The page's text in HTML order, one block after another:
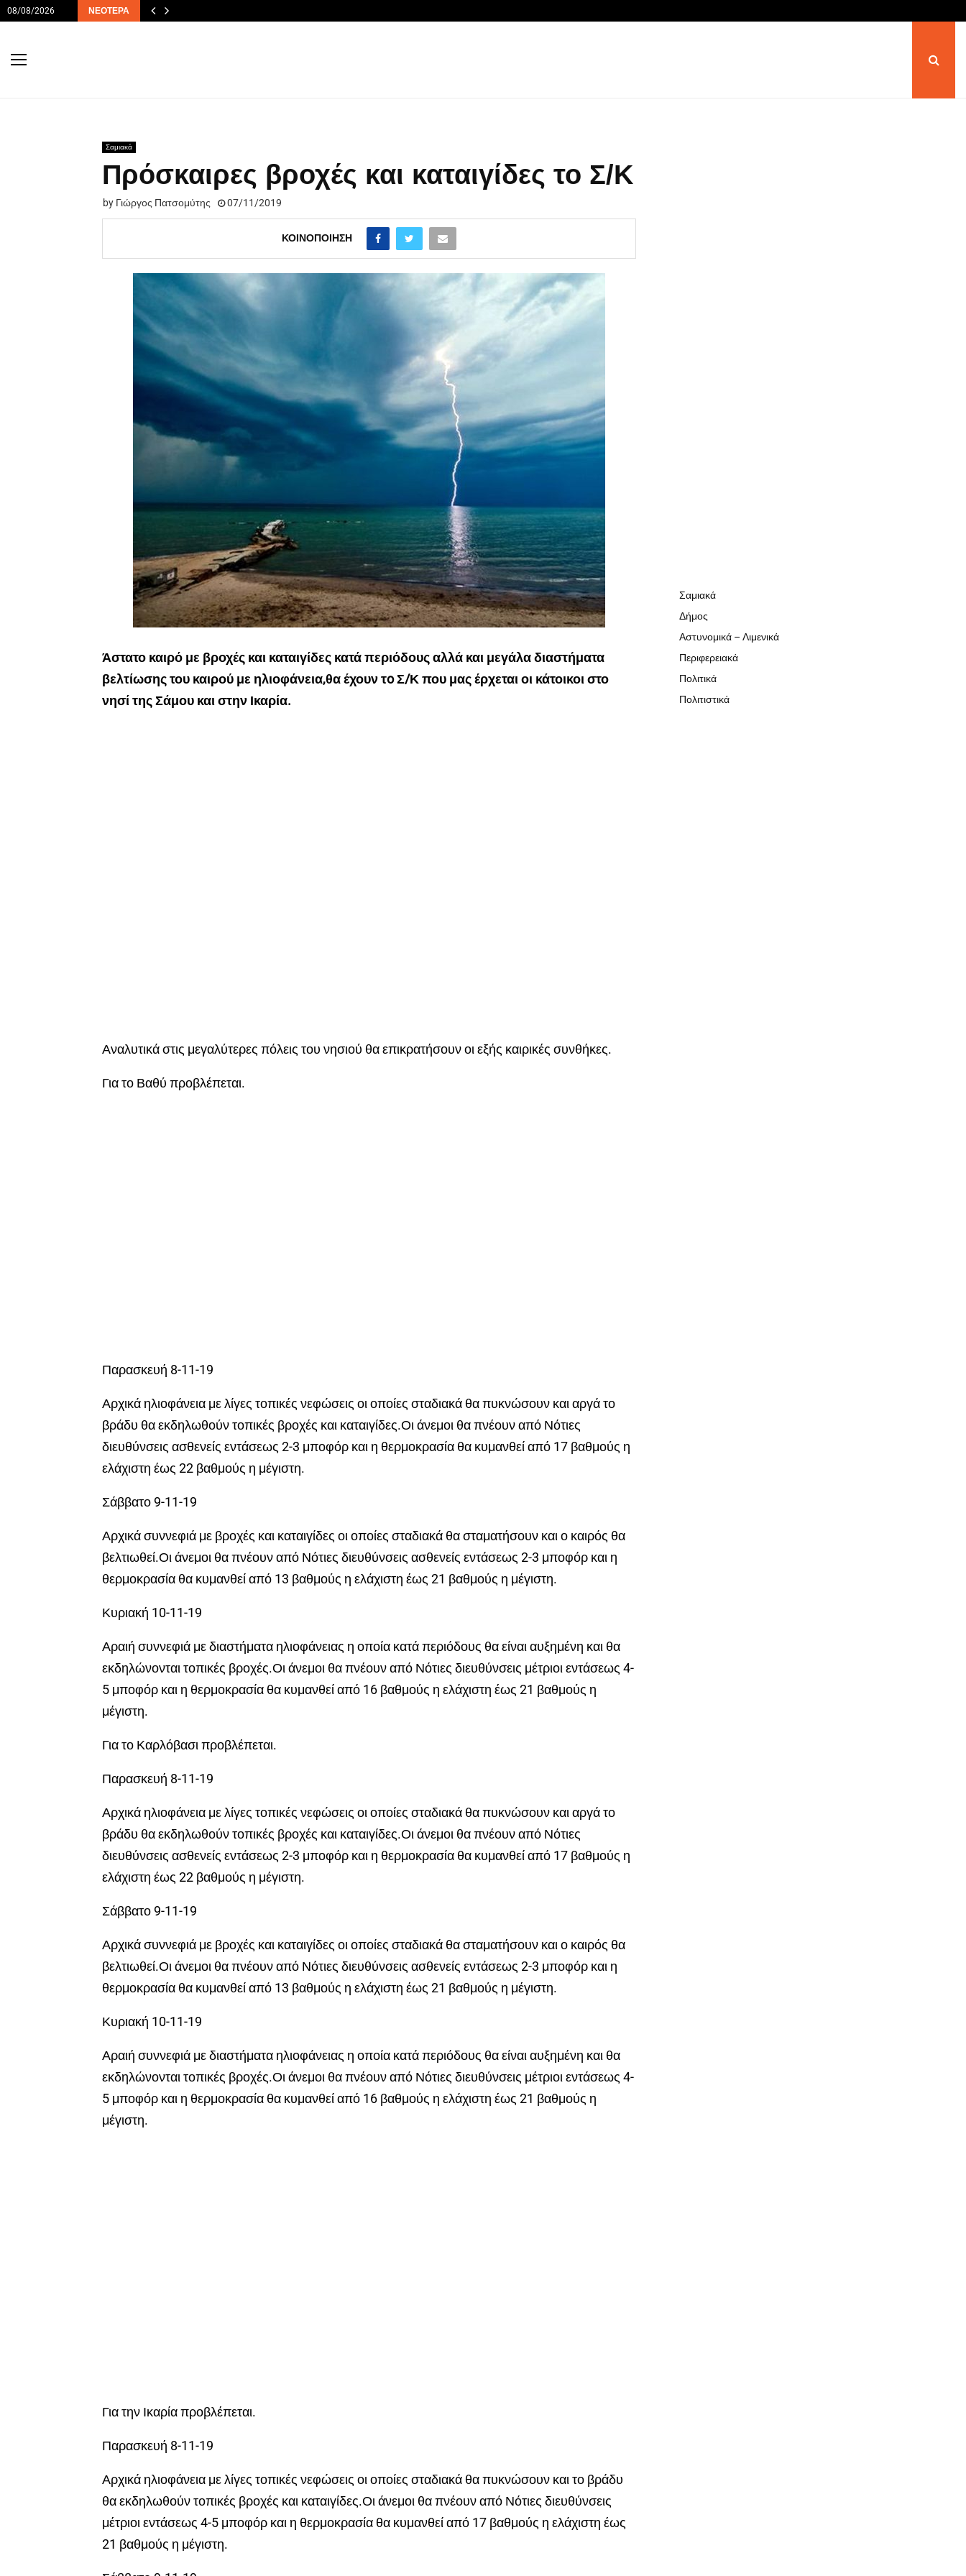
08/08/2026 ΝΕΌΤΕΡΑ
Σαμιακά
Πρόσκαιρες βροχές και καταιγίδες το Σ/Κ
by Γιώργος Πατσομύτης 07/11/2019
ΚΟΙΝΟΠΟΊΗΣΗ
Άστατο καιρό με βροχές και καταιγίδες κατά περιόδους αλλά και μεγάλα διαστήματα
βελτίωσης του καιρού με ηλιοφάνεια,θα έχουν τo Σ/Κ που μας έρχεται οι κάτοικοι στο
νησί της Σάμου και στην Ικαρία.
Αναλυτικά στις μεγαλύτερες πόλεις του νησιού θα επικρατήσουν οι εξής καιρικές συνθήκες.
Για το Βαθύ προβλέπεται.
Παρασκευή 8-11-19
Αρχικά ηλιοφάνεια με λίγες τοπικές νεφώσεις οι οποίες σταδιακά θα πυκνώσουν και αργά το
βράδυ θα εκδηλωθούν τοπικές βροχές και καταιγίδες.Οι άνεμοι θα πνέουν από Νότιες
διευθύνσεις ασθενείς εντάσεως 2-3 μποφόρ και η θερμοκρασία θα κυμανθεί από 17 βαθμούς η
ελάχιστη έως 22 βαθμούς η μέγιστη.
Σάββατο 9-11-19
Αρχικά συννεφιά με βροχές και καταιγίδες οι οποίες σταδιακά θα σταματήσουν και ο καιρός θα
βελτιωθεί.Οι άνεμοι θα πνέουν από Νότιες διευθύνσεις ασθενείς εντάσεως 2-3 μποφόρ και η
θερμοκρασία θα κυμανθεί από 13 βαθμούς η ελάχιστη έως 21 βαθμούς η μέγιστη.
Κυριακή 10-11-19
Αραιή συννεφιά με διαστήματα ηλιοφάνειας η οποία κατά περιόδους θα είναι αυξημένη και θα
εκδηλώνονται τοπικές βροχές.Οι άνεμοι θα πνέουν από Νότιες διευθύνσεις μέτριοι εντάσεως 4-
5 μποφόρ και η θερμοκρασία θα κυμανθεί από 16 βαθμούς η ελάχιστη έως 21 βαθμούς η
μέγιστη.
Για το Καρλόβασι προβλέπεται.
Παρασκευή 8-11-19
Αρχικά ηλιοφάνεια με λίγες τοπικές νεφώσεις οι οποίες σταδιακά θα πυκνώσουν και αργά το
βράδυ θα εκδηλωθούν τοπικές βροχές και καταιγίδες.Οι άνεμοι θα πνέουν από Νότιες
διευθύνσεις ασθενείς εντάσεως 2-3 μποφόρ και η θερμοκρασία θα κυμανθεί από 17 βαθμούς η
ελάχιστη έως 22 βαθμούς η μέγιστη.
Σάββατο 9-11-19
Αρχικά συννεφιά με βροχές και καταιγίδες οι οποίες σταδιακά θα σταματήσουν και ο καιρός θα
βελτιωθεί.Οι άνεμοι θα πνέουν από Νότιες διευθύνσεις ασθενείς εντάσεως 2-3 μποφόρ και η
θερμοκρασία θα κυμανθεί από 13 βαθμούς η ελάχιστη έως 21 βαθμούς η μέγιστη.
Κυριακή 10-11-19
Αραιή συννεφιά με διαστήματα ηλιοφάνειας η οποία κατά περιόδους θα είναι αυξημένη και θα
εκδηλώνονται τοπικές βροχές.Οι άνεμοι θα πνέουν από Νότιες διευθύνσεις μέτριοι εντάσεως 4-
5 μποφόρ και η θερμοκρασία θα κυμανθεί από 16 βαθμούς η ελάχιστη έως 21 βαθμούς η
μέγιστη.
Για την Ικαρία προβλέπεται.
Παρασκευή 8-11-19
Αρχικά ηλιοφάνεια με λίγες τοπικές νεφώσεις οι οποίες σταδιακά θα πυκνώσουν και το βράδυ
θα εκδηλωθούν τοπικές βροχές και καταιγίδες.Οι άνεμοι θα πνέουν από Νότιες διευθύνσεις
μέτριοι εντάσεως 4-5 μποφόρ και η θερμοκρασία θα κυμανθεί από 17 βαθμούς η ελάχιστη έως
21 βαθμούς η μέγιστη.
Σαμιακά
Δήμος
Αστυνομικά – Λιμενικά
Περιφερειακά
Πολιτικά
Πολιτιστικά